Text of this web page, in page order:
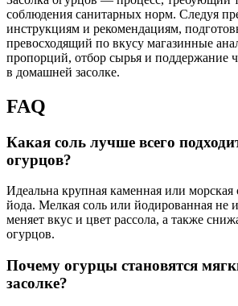
соблюдения санитарных норм. Следуя
инструкциям и рекомендациям,
превосходящий по вкусу магазинные
пропорций, отбор сырья и поддержание
в домашней засолке.
FAQ
Какая соль лучше всего
огурцов?
Идеальна крупная каменная или морская
йода. Мелкая соль или йодированная не
меняет вкус и цвет рассола, а также
огурцов.
Почему огурцы становятся
засолке?